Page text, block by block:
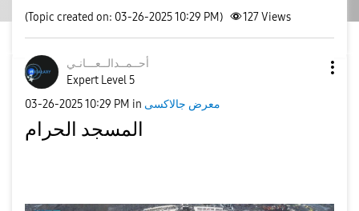
(Topic created on: 03-26-2025 10:29 PM) 127Views
أحــمــدالــعـــانـي
Expert Level 5
‎03-26-202510:29 PM in معرض جالاكسى
المسجد الحرام